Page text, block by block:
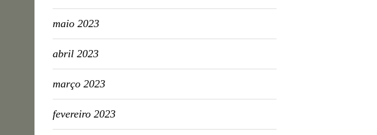
maio 2023
abril 2023
março 2023
fevereiro 2023